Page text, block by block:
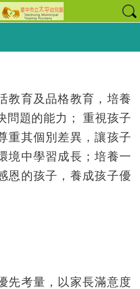
教育及品格教育，培養
問題的能力； 重視孩子
重其個別差異，讓孩子
境中學習成長；培養一
恩的孩子，養成孩子優
先考量，以家長滿意度